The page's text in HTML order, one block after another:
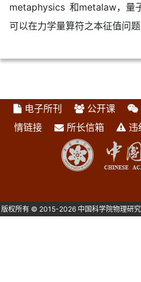
metaphysics 和metalaw，量
可以在力学量算符之本征值问题
电子所刊 公开课
情链接
所长信箱 违
版权所有 © 2015-2026 中国科学院物理研